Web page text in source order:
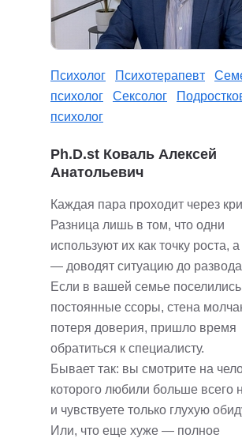
Психолог Психотерапевт
психолог
Сексолог
психолог
Ph.D.st Коваль Алексей
Анатольевич
Каждая пара проходит через
Разница лишь в том, что одни
используют их как точку роста,
— доводят ситуацию до
Если в вашей семье поселились
постоянные ссоры, стена
потеря доверия, пришло время
обратиться к специалисту.
Бывает так: вы смотрите на
которого любили больше всего
и чувствуете только глухую
Или, что еще хуже — полное